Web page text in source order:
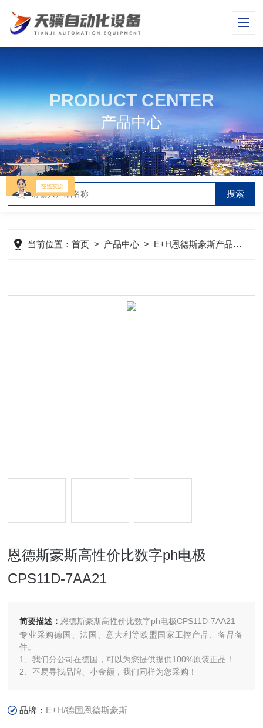
PRODUCT CENTER
产品中心
当前位置：首页 > 产品中心 > E+H恩德斯豪斯产品>
恩德斯豪斯高性价比数字ph电极
CPS11D-7AA21
简要描述： 恩德斯豪斯高性价比数字ph电极CPS11D-7AA21
专业采购德国、法国、意大利等欧盟国家工控产品、备品备
件。
1、我们分公司在德国，可以为您提供提供100%原装正品！
2、不易寻找品牌、小金额，我们同样为您采购！
品牌： E+H/德国恩德斯豪斯